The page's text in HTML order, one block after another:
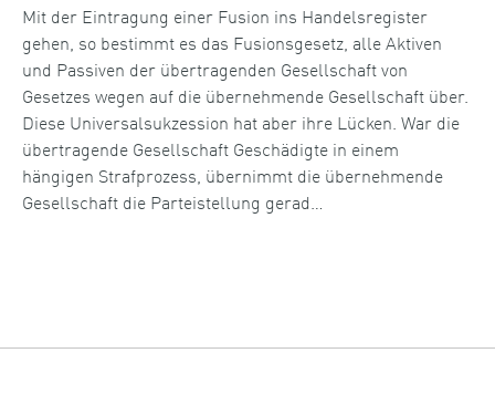
Mit der Eintragung einer Fusion ins Handelsregister
gehen, so bestimmt es das Fusionsgesetz, alle Aktiven
und Passiven der übertragenden Gesellschaft von
Gesetzes wegen auf die übernehmende Gesellschaft über.
Diese Universalsukzession hat aber ihre Lücken. War die
übertragende Gesellschaft Geschädigte in einem
hängigen Strafprozess, übernimmt die übernehmende
Gesellschaft die Parteistellung gerad…